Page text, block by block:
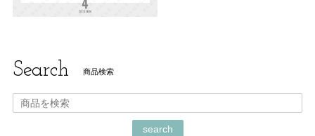
Search 商品検索
search